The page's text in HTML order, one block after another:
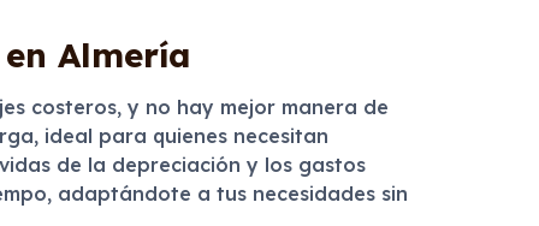
Almería
costeros, y no hay mejor manera de
ideal para quienes necesitan
de la depreciación y los gastos
adaptándote a tus necesidades sin